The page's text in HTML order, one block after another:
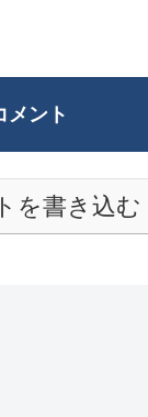
メント
を書き込む